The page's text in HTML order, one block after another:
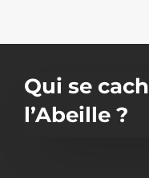
Qui se
l’Abeille ?